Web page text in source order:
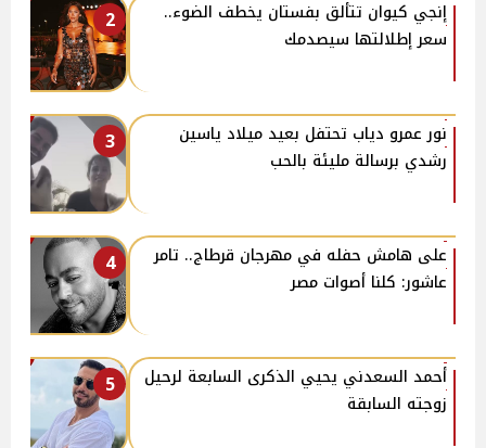
2
إنجي كيوان تتألق بفستان يخطف الضوء..
سعر إطلالتها سيصدمك
3
نور عمرو دياب تحتفل بعيد ميلاد ياسين
رشدي برسالة مليئة بالحب
4
على هامش حفله في مهرجان قرطاج.. تامر
عاشور: كلنا أصوات مصر
5
أحمد السعدني يحيي الذكرى السابعة لرحيل
زوجته السابقة